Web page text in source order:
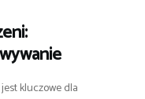
kluczowe dla